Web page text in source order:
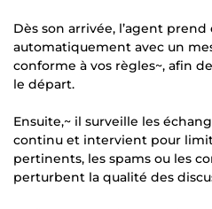
Dès son arrivée, l’agent prend
automatiquement avec un
conforme à vos règles~, afin
le départ.
Ensuite,~ il surveille les
continu et intervient pour
pertinents, les spams ou les
perturbent la qualité des